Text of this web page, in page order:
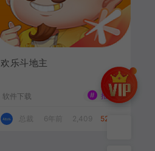
欢乐斗地主
软件下载 # 推荐
总裁 6年前 2,409 52C币